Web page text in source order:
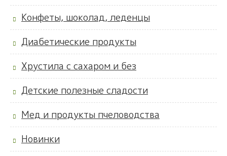
Конфеты, шоколад, леденцы
Диабетические продукты
Хрустила с сахаром и без
Детские полезные сладости
Мед и продукты пчеловодства
Новинки